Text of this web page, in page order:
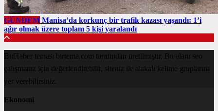
GÜNDEM Manisa’da korkunç bir trafik kazası yaşandı: 1’i
ağır olmak üzere toplam 5 kişi yaralandı
BirHaber teması birtema.com tarafından üretilmiştir. Bu alanı seo
çalışmanız için değerlendirebilir, siteniz ile alakalı kelime gruplarına
yer verebilirsiniz.
Ekonomi